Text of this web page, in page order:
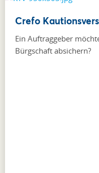
Crefo
Ein Auftraggeber
Bürgschaft absichern?